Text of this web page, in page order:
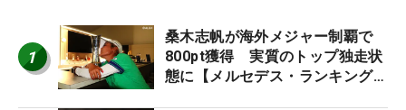
1
桑木志帆が海外メジャー制覇で
800pt獲得 実質のトップ独走状
態に【メルセデス・ランキング番